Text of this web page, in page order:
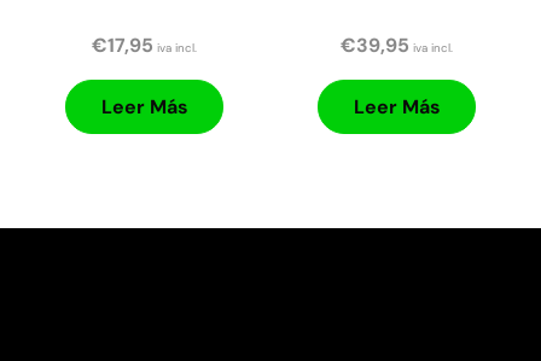
€17,95 iva incl.
Leer Más
€39,95 iva incl.
Leer Más